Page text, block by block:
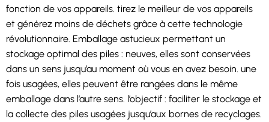
fonction de vos appareils. tirez le meilleur de vos appareils
et générez moins de déchets grâce à cette technologie
révolutionnaire. Emballage astucieux permettant un
stockage optimal des piles : neuves, elles sont conservées
dans un sens jusqu’au moment où vous en avez besoin. une
fois usagées, elles peuvent être rangées dans le même
emballage dans l’autre sens. l’objectif : faciliter le stockage et
la collecte des piles usagées jusqu’aux bornes de recyclages.